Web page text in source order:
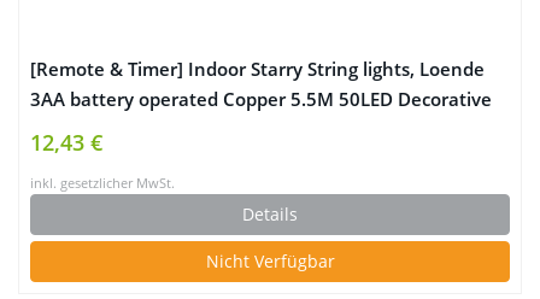
[Remote & Timer] Indoor Starry String lights, Loende
3AA battery operated Copper 5.5M 50LED Decorative
New Year Fairy light for Valentine’s Day, Party,
Bedroom Decor, Wedding, Outdoor Decorations, Patio,
Garden, Holiday, (warm white)
12,43 €
inkl. gesetzlicher MwSt.
Details
Nicht Verfügbar